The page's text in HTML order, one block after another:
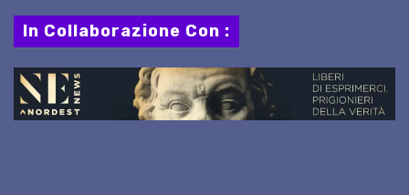
In Collaborazione Con :